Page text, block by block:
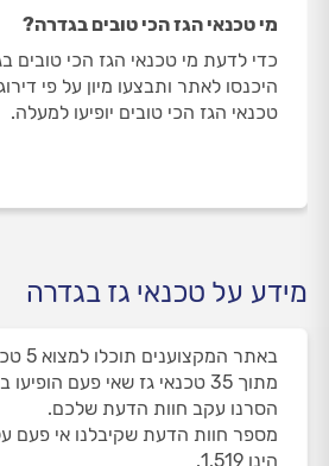
מי טכנאי הגז הכי טובים בגדרה?
כדי לדעת מי טכנאי הגז הכי טובים
היכנסו לאתר ותבצעו מיון על פי
טכנאי הגז הכי טובים יופיעו למעלה.
מידע על טכנאי גז בגדרה
באתר
מתוך 35 טכנאי גז שאי פעם
הסרנו עקב חוות הדעת שלכם.
מספר חוות הדעת שקיבלנו אי פעם
הינו 1,519.